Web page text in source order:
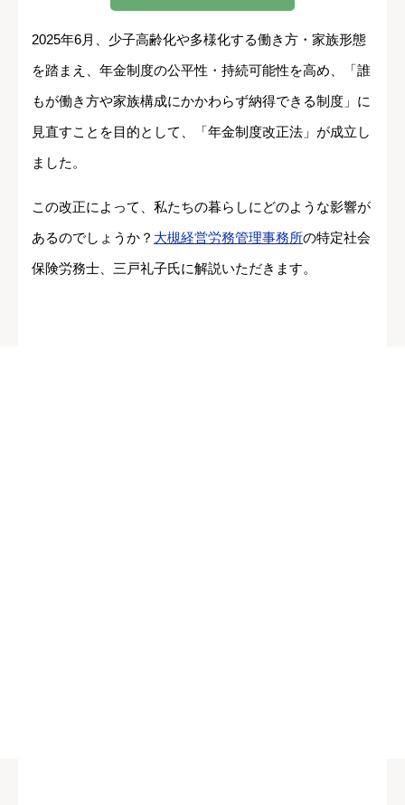
2025年6月、少子高齢化や多様化する働き方・家族形態
を踏まえ、年金制度の公平性・持続可能性を高め、「誰
もが働き方や家族構成にかかわらず納得できる制度」に
見直すことを目的として、「年金制度改正法」が成立し
ました。
この改正によって、私たちの暮らしにどのような影響が
あるのでしょうか？ 大槻経営労務管理事務所の特定社会
保険労務士、三戸礼子氏に解説いただきます。